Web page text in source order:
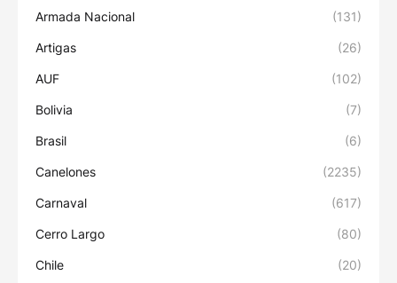
Armada Nacional (131)
Artigas (26)
AUF (102)
Bolivia (7)
Brasil (6)
Canelones (2235)
Carnaval (617)
Cerro Largo (80)
Chile (20)